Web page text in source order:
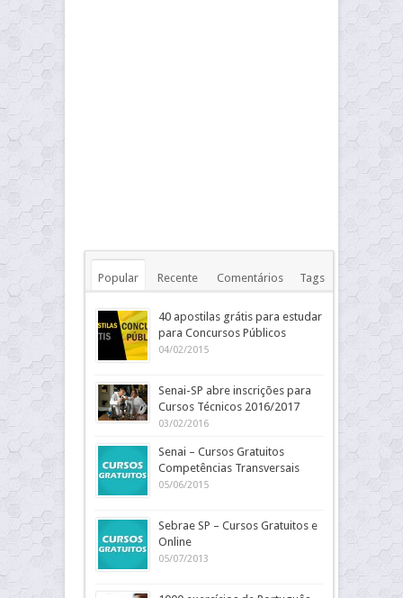
Popular Recente Comentários Tags
40 apostilas grátis para estudar
para Concursos Públicos
04/02/2015
Senai-SP abre inscrições para
Cursos Técnicos 2016/2017
03/02/2016
Senai – Cursos Gratuitos
Competências Transversais
05/06/2015
Sebrae SP – Cursos Gratuitos e
Online
05/07/2013